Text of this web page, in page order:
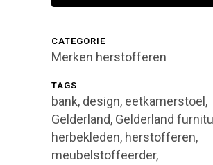
CATEGORIE
Merken herstofferen
TAGS
bank, design, eetkamerstoel,
Gelderland, Gelderland
herbekleden, herstofferen,
meubelstoffeerder,